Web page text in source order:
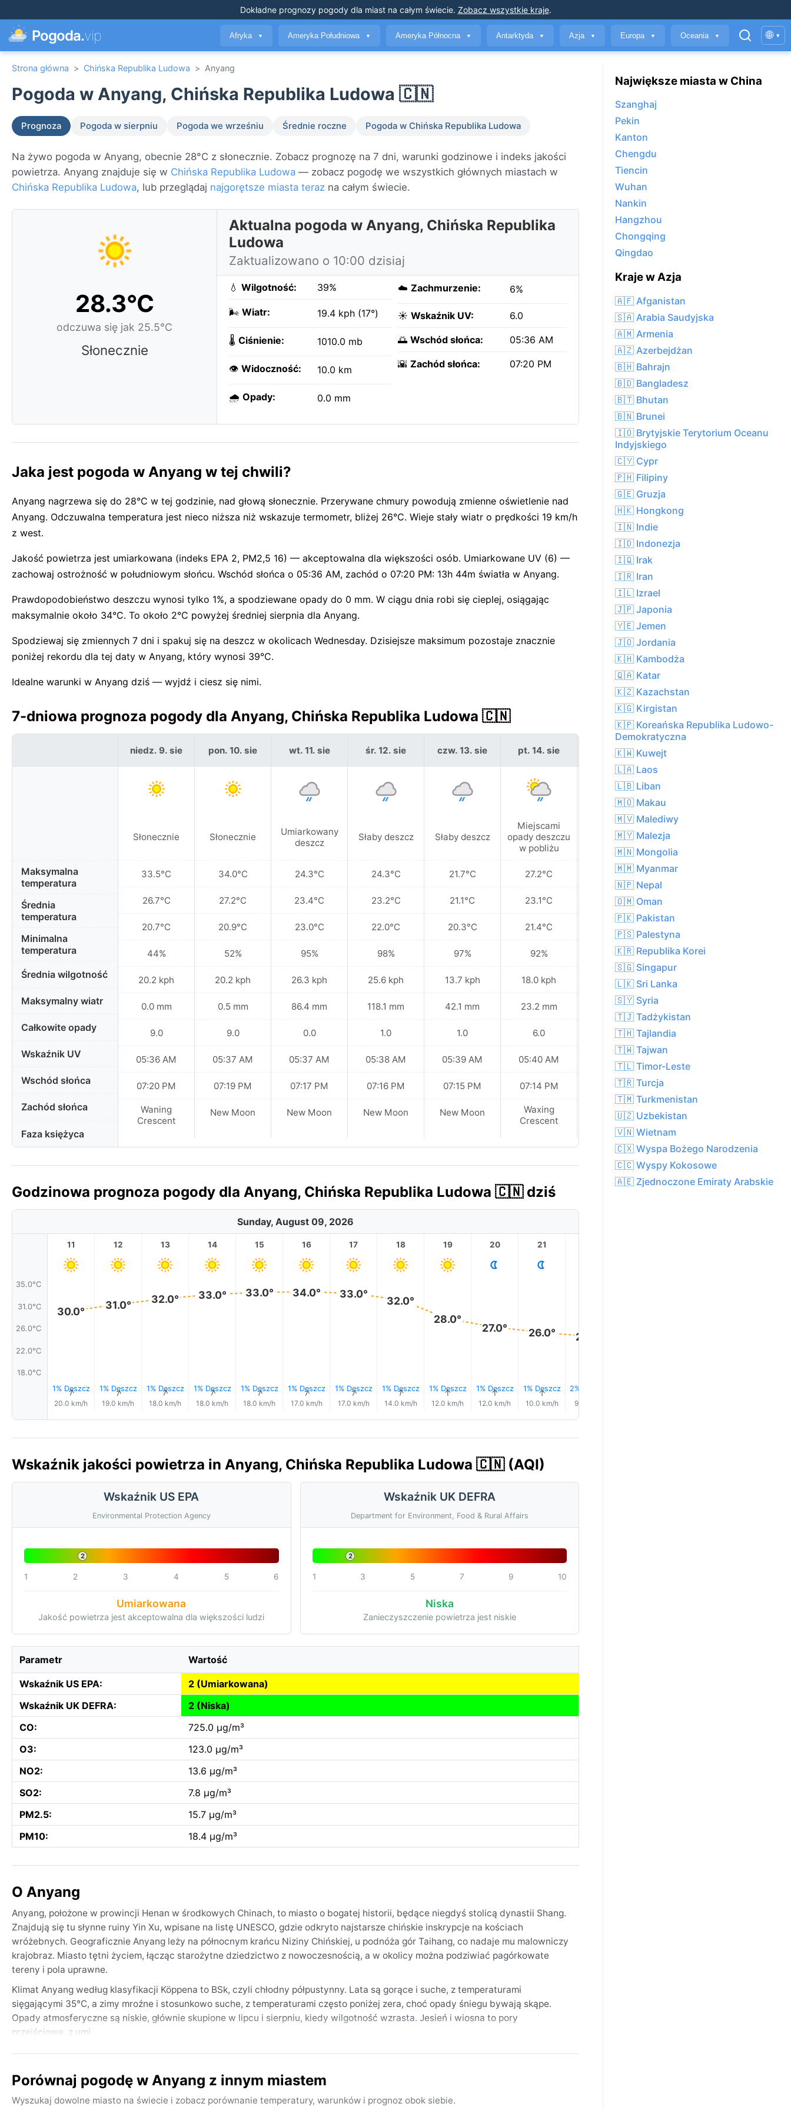
Dokładne prognozy pogodydla miast na całym świecie. Zobacz wszystkie kraje.
Pogoda.vip Afryka ▼ Ameryka Południowa ▼ Ameryka Północna ▼ Antarktyda ▼ Azja ▼ Europa ▼ Oceania ▼ 🌐 ▾
Strona główna > Chińska Republika Ludowa > Anyang
Pogoda w Anyang, Chińska Republika Ludowa 🇨🇳
Prognoza Pogoda w sierpniu Pogoda we wrześniu Średnie roczne Pogoda w Chińska Republika Ludowa
Na żywo pogoda w Anyang, obecnie 28°C z słonecznie. Zobacz prognozę na 7 dni, warunki godzinowe i indeks jakości
powietrza. Anyang znajduje się w Chińska Republika Ludowa — zobacz pogodę we wszystkich głównych miastach w
Chińska Republika Ludowa, lub przeglądaj najgorętsze miasta teraz na całym świecie.
28.3°C
odczuwa się jak 25.5°C
Słonecznie
Aktualna pogoda w Anyang, Chińska Republika
Ludowa
Zaktualizowano o 10:00 dzisiaj
💧 Wilgotność: 39%
🌬️ Wiatr: 19.4 kph (17°)
🌡️ Ciśnienie: 1010.0 mb
👁️ Widoczność: 10.0 km
🌧️ Opady: 0.0 mm
☁️ Zachmurzenie: 6%
☀️ Wskaźnik UV: 6.0
🌅 Wschód słońca: 05:36 AM
🌇 Zachód słońca: 07:20 PM
Jaka jest pogoda w Anyang w tej chwili?
Anyang nagrzewa się do 28°C w tej godzinie, nad głową słonecznie. Przerywane chmury powodują zmienne oświetlenie nad
Anyang. Odczuwalna temperatura jest nieco niższa niż wskazuje termometr, bliżej 26°C. Wieje stały wiatr o prędkości 19 km/h
z west.
Jakość powietrza jest umiarkowana (indeks EPA 2, PM2,5 16) — akceptowalna dla większości osób. Umiarkowane UV (6) —
zachowaj ostrożność w południowym słońcu. Wschód słońca o 05:36 AM, zachód o 07:20 PM: 13h 44m światła w Anyang.
Prawdopodobieństwo deszczu wynosi tylko 1%, a spodziewane opady do 0 mm. W ciągu dnia robi się cieplej, osiągając
maksymalnie około 34°C. To około 2°C powyżej średniej sierpnia dla Anyang.
Spodziewaj się zmiennych 7 dni i spakuj się na deszcz w okolicach Wednesday. Dzisiejsze maksimum pozostaje znacznie
poniżej rekordu dla tej daty w Anyang, który wynosi 39°C.
Idealne warunki w Anyang dziś — wyjdź i ciesz się nimi.
7-dniowa prognoza pogody dla Anyang, Chińska Republika Ludowa 🇨🇳
Maksymalna
temperatura
Średnia
temperatura
Minimalna
temperatura
Średnia wilgotność
Maksymalny wiatr
Całkowite opady
Wskaźnik UV
Wschód słońca
Zachód słońca
Faza księżyca
niedz. 9. sie
Słonecznie
33.5°C
26.7°C
20.7°C
44%
20.2 kph
0.0 mm
9.0
05:36 AM
07:20 PM
Waning
Crescent
pon. 10. sie
Słonecznie
34.0°C
27.2°C
20.9°C
52%
20.2 kph
0.5 mm
9.0
05:37 AM
07:19 PM
New Moon
wt. 11. sie
Umiarkowany
deszcz
24.3°C
23.4°C
23.0°C
95%
26.3 kph
86.4 mm
0.0
05:37 AM
07:17 PM
New Moon
śr. 12. sie
Słaby deszcz
24.3°C
23.2°C
22.0°C
98%
25.6 kph
118.1 mm
1.0
05:38 AM
07:16 PM
New Moon
czw. 13. sie
Słaby deszcz
21.7°C
21.1°C
20.3°C
97%
13.7 kph
42.1 mm
1.0
05:39 AM
07:15 PM
New Moon
pt. 14. sie
Miejscami
opady deszczu
w pobliżu
27.2°C
23.1°C
21.4°C
92%
18.0 kph
23.2 mm
6.0
05:40 AM
07:14 PM
Waxing
Crescent
sob. 15. sie
Słabe opady
przelotne
26.0°C
23.1°C
92%
18.7 kph
3.7 mm
6.0
05:41 AM
07:13 PM
Waxing
Crescent
Godzinowa prognoza pogody dla Anyang, Chińska Republika Ludowa 🇨🇳 dziś
Sunday, August 09, 2026
35.0°C
31.0°C
26.0°C
22.0°C
18.0°C
11
30.0°
1% Deszcz
↑
20.0 km/h
12
31.0°
1% Deszcz
↑
19.0 km/h
13
32.0°
1% Deszcz
↑
18.0 km/h
14
33.0°
1% Deszcz
↑
18.0 km/h
15
33.0°
1% Deszcz
↑
18.0 km/h
16
34.0°
1% Deszcz
↑
17.0 km/h
17
33.0°
1% Deszcz
↑
17.0 km/h
18
32.0°
1% Deszcz
↑
14.0 km/h
19
28.0°
1% Deszcz
↑
12.0 km/h
20
27.0°
1% Deszcz
↑
12.0 km/h
21
26.0°
1% Deszcz
↑
10.0 km/h
25.0°
2% Deszcz
9.0 km/h
Wskaźnik jakości powietrza in Anyang, Chińska Republika Ludowa 🇨🇳 (AQI)
Wskaźnik US EPA
Environmental Protection Agency
2
1 2 3 4 5 6
Umiarkowana
Jakość powietrza jest akceptowalna dla większości ludzi
Wskaźnik UK DEFRA
Department for Environment, Food & Rural Affairs
2
1 3 5 7 9 10
Niska
Zanieczyszczenie powietrza jest niskie
Parametr Wartość
Wskaźnik US EPA:
2 (Umiarkowana)
Wskaźnik UK DEFRA:
2 (Niska)
CO:
725.0 µg/m³
O3:
123.0 µg/m³
NO2:
13.6 µg/m³
SO2:
7.8 µg/m³
PM2.5:
15.7 µg/m³
PM10:
18.4 µg/m³
O Anyang
Anyang, położone w prowincji Henan w środkowych Chinach, to miasto o bogatej historii, będące niegdyś stolicą dynastii Shang.
Znajdują się tu słynne ruiny Yin Xu, wpisane na listę UNESCO, gdzie odkryto najstarsze chińskie inskrypcje na kościach
wróżebnych. Geograficznie Anyang leży na północnym krańcu Niziny Chińskiej, u podnóża gór Taihang, co nadaje mu malowniczy
krajobraz. Miasto tętni życiem, łącząc starożytne dziedzictwo z nowoczesnością, a w okolicy można podziwiać pagórkowate
tereny i pola uprawne.
Klimat Anyang według klasyfikacji Köppena to BSk, czyli chłodny półpustynny. Lata są gorące i suche, z temperaturami
sięgającymi 35°C, a zimy mroźne i stosunkowo suche, z temperaturami często poniżej zera, choć opady śniegu bywają skąpe.
Opady atmosferyczne są niskie, głównie skupione w lipcu i sierpniu, kiedy wilgotność wzrasta. Jesień i wiosna to pory
przejściowe, z umi
Porównaj pogodę w Anyang z innym miastem
Wyszukaj dowolne miasto na świecie i zobacz porównanie temperatury, warunków i prognoz obok siebie.
Największe miasta w China
Szanghaj
Pekin
Kanton
Chengdu
Tiencin
Wuhan
Nankin
Hangzhou
Chongqing
Qingdao
Kraje w Azja
🇦🇫 Afganistan
🇸🇦 Arabia Saudyjska
🇦🇲 Armenia
🇦🇿 Azerbejdżan
🇧🇭 Bahrajn
🇧🇩 Bangladesz
🇧🇹 Bhutan
🇧🇳 Brunei
🇮🇴 Brytyjskie Terytorium Oceanu
Indyjskiego
🇨🇾 Cypr
🇵🇭 Filipiny
🇬🇪 Gruzja
🇭🇰 Hongkong
🇮🇳 Indie
🇮🇩 Indonezja
🇮🇶 Irak
🇮🇷 Iran
🇮🇱 Izrael
🇯🇵 Japonia
🇾🇪 Jemen
🇯🇴 Jordania
🇰🇭 Kambodża
🇶🇦 Katar
🇰🇿 Kazachstan
🇰🇬 Kirgistan
🇰🇵 Koreańska Republika Ludowo-
Demokratyczna
🇰🇼 Kuwejt
🇱🇦 Laos
🇱🇧 Liban
🇲🇴 Makau
🇲🇻 Malediwy
🇲🇾 Malezja
🇲🇳 Mongolia
🇲🇲 Myanmar
🇳🇵 Nepal
🇴🇲 Oman
🇵🇰 Pakistan
🇵🇸 Palestyna
🇰🇷 Republika Korei
🇸🇬 Singapur
🇱🇰 Sri Lanka
🇸🇾 Syria
🇹🇯 Tadżykistan
🇹🇭 Tajlandia
🇹🇼 Tajwan
🇹🇱 Timor-Leste
🇹🇷 Turcja
🇹🇲 Turkmenistan
🇺🇿 Uzbekistan
🇻🇳 Wietnam
🇨🇽 Wyspa Bożego Narodzenia
🇨🇨 Wyspy Kokosowe
🇦🇪 Zjednoczone Emiraty Arabskie